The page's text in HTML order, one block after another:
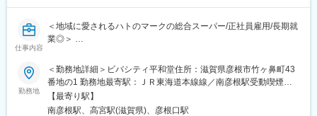
・施設、ユーティリティ、バリデーション、継続的改善などの業
務をリードし、調整・指示・レビュー
・施設サイトマスタープランおよび各種図面変更を作成・更新
・主要施設設備の導入に関する仕様策定およびコスト見積り
・施設改修に必要な許認可を取得
・バリデーション活動全般を主導
・サイト全体の施設施策を立案・実行
・各種プロジェクトを調整し、優先順位を管理
仕事内容
＜地域に愛されるハトのマークの総合スーパー/正社員雇用/長期就
業◎＞
■担当業務：主として医薬品のＯＴＣ販売、売場業務等を担当して
頂きます。接客・カウンセリングからゆくゆくは売り場づくりや
販売計画作成、マネジメント（労務・商品・数値管理）も担って
頂きます。
勤務地
＜勤務地詳細＞ビバシティ平和堂住所：滋賀県彦根市竹ヶ鼻町43
番地の1 勤務地最寄駅：ＪＲ東海道本線線／南彦根駅受動喫煙対
策：敷地内全面禁煙変更の範囲：会社の定める事業所
【最寄り駅】
南彦根駅、高宮駅(滋賀県)、彦根口駅